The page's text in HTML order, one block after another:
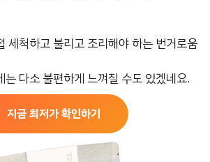
세척하고 불리고 조리해야 하는 번거로움
는 다소 불편하게 느껴질 수도 있겠네요.
지금 최저가 확인하기